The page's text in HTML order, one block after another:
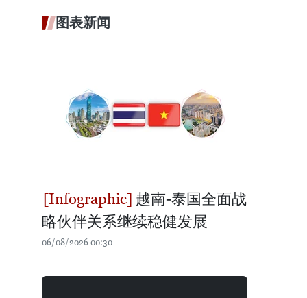
图表新闻
越南-泰国全面战
略伙伴关系继续稳健发展
06/08/2026 00:30